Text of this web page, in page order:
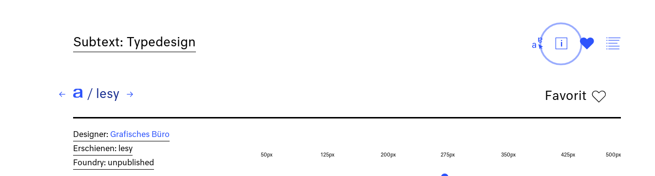
Subtext: Typedesign t i # v
← Lawabo
/ lesy → LomoCopy Favorit h
Designer: Grafisches Büro
Erschienen: lesy
Foundry: unpublished
50px 125px 200px 275px 350px 425px 500px